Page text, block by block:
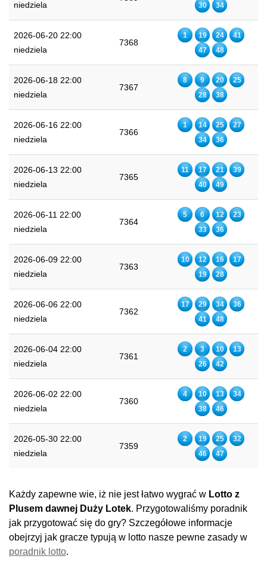
niedziela 30 34
2026-06-20 22:00
niedziela
7368
1 19 24
41
47
48
2026-06-18 22:00
niedziela
7367
8 9 20
25
28
38
2026-06-16 22:00
niedziela
7366
1 14 25
27
34
36
2026-06-13 22:00
niedziela
7365
11 17 21
39
40
49
2026-06-11 22:00
niedziela
7364
5 6 12
23
33
36
2026-06-09 22:00
niedziela
7363
10 12 16
17
19
28
2026-06-06 22:00
niedziela
7362
17 29 34
36
41
48
2026-06-04 22:00
niedziela
7361
2 3 10
13
26
42
2026-06-02 22:00
niedziela
7360
4 10 13
34
38
46
2026-05-30 22:00
niedziela
7359
2 19 25
32
46
47
Każdy zapewne wie, iż nie jest łatwo wygrać w Lotto z
Plusem dawnej Duży Lotek. Przygotowaliśmy poradnik
jak przygotować się do gry? Szczegółowe informacje
obejrzyj jak gracze typują w lotto nasze pewne zasady w
poradnik lotto.